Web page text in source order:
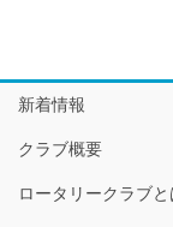
新着情報
クラブ概要
ロータリークラブと